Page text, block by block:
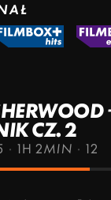
CZ. 2
· 1H 2MIN · 12